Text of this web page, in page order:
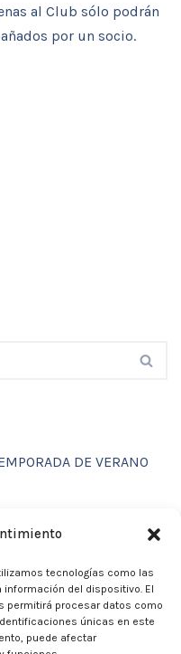
tecnologías como las
del dispositivo. El
permitirá procesar datos como
únicas en este
puede afectar
al Club sólo podrán
por un socio.
DE VERANO
VERANO 2026 – CLUB